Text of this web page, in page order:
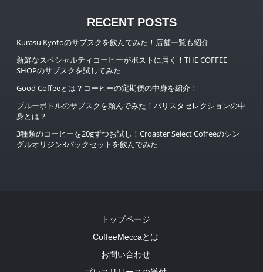
RECENT POSTS
Kurasu Kyotoのサブスクを飲んでみた！店舗一覧も紹介
新鮮なスペシャルティコーヒーがポストに届く！THE COFFEE
SHOPのサブスクを試してみた
Good Coffeeとは？コーヒーの定期便の中身を紹介！
ブルーボトルのサブスクを頼んでみた！バリスタセレクションの中
身とは？
3種類のコーヒーを20gずつお試し！Croaster Select Coffeeのシン
グルオリジン3パックセットを飲んでみた
トップページ
CoffeeMeccaとは
お問い合わせ